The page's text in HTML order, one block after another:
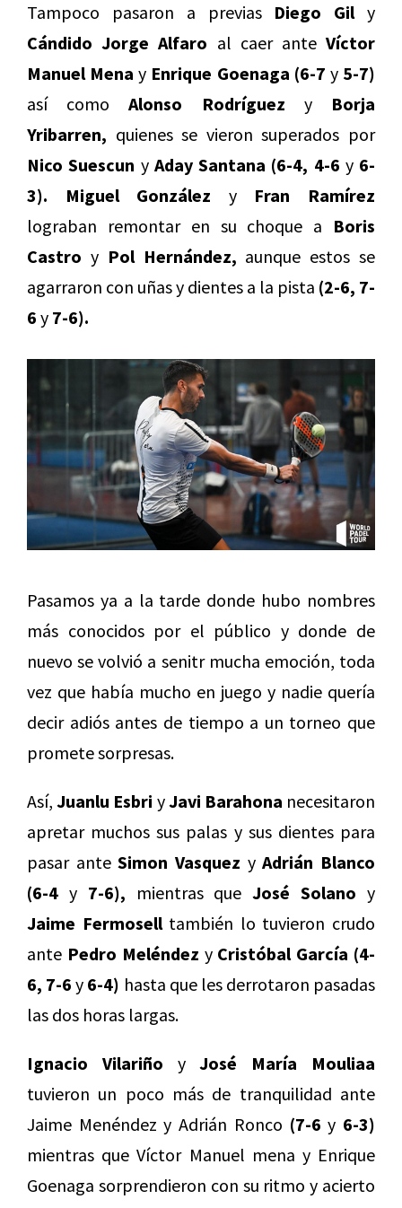
Tampoco pasaron a previas Diego Gily
Cándido Jorge Alfaro al caer anteVíctor
Manuel Mena y Enrique Goenaga (6-7 y 5-7)
así comoAlonso Rodríguez y Borja
Yribarren, quienes se vieron superados por
Nico Suescun y Aday Santana (6-4, 4-6 y 6-
3). Miguel González y Fran Ramírez
lograban remontar en su choque a Boris
Castro y Pol Hernández, aunque estos se
agarraron con uñas y dientes a la pista (2-6, 7-
6 y 7-6).
Pasamos ya a la tarde donde hubo nombres
más conocidos por el público y donde de
nuevo se volvió a senitr mucha emoción, toda
vez que había mucho en juego y nadie quería
decir adiós antes de tiempo a un torneo que
promete sorpresas.
Así,Juanlu Esbri yJavi Barahona necesitaron
apretar muchos sus palas y sus dientes para
pasar anteSimon Vasquez yAdrián Blanco
(6-4 y 7-6), mientras queJosé Solano y
Jaime Fermoselltambién lo tuvieron crudo
ante Pedro Meléndez y Cristóbal García (4-
6, 7-6 y 6-4) hasta que les derrotaron pasadas
las dos horas largas.
Ignacio Vilariño yJosé María Mouliaa
tuvieron un poco más de tranquilidad ante
Jaime Menéndez y Adrián Ronco (7-6 y 6-3)
mientras que Víctor Manuel mena y Enrique
Goenaga sorprendieron con su ritmo y acierto